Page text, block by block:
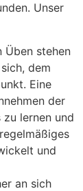
Unser
Üben stehen
dem
Eine
der
lernen und
und
an sich